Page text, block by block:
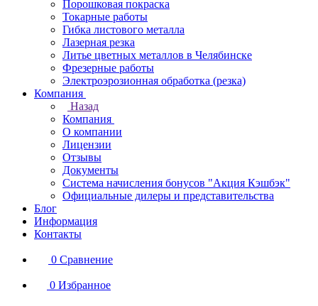
Порошковая покраска
Токарные работы
Гибка листового металла
Лазерная резка
Литье цветных металлов в Челябинске
Фрезерные работы
Электроэрозионная обработка (резка)
Компания
Назад
Компания
О компании
Лицензии
Отзывы
Документы
Система начисления бонусов "Акция Кэшбэк"
Официальные дилеры и представительства
Блог
Информация
Контакты
0 Сравнение
0 Избранное